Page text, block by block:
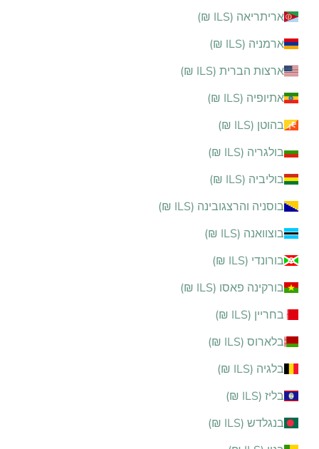
אריתריאה (ILS ₪)
ארמניה (ILS ₪)
ארצות הברית (ILS ₪)
אתיופיה (ILS ₪)
בהוטן (ILS ₪)
בולגריה (ILS ₪)
בוליביה (ILS ₪)
בוסניה והרצגובינה (ILS ₪)
בוצוואנה (ILS ₪)
בורונדי (ILS ₪)
בורקינה פאסו (ILS ₪)
בחריין (ILS ₪)
בלארוס (ILS ₪)
בלגיה (ILS ₪)
בליז (ILS ₪)
בנגלדש (ILS ₪)